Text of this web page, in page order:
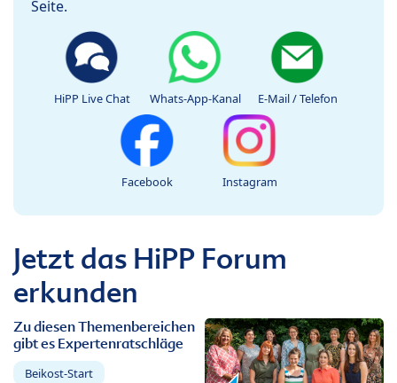
Seite.
HiPP Live Chat Whats-App-Kanal E-Mail / Telefon
Facebook Instagram
Jetzt das HiPP Forum
erkunden
Zu diesen Themenbereichen
gibt es Expertenratschläge
Beikost-Start